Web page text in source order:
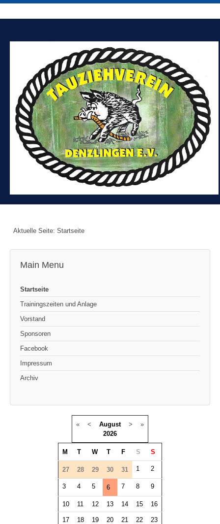
Aktuelle Seite: Startseite
Main Menu
Startseite
Trainingszeiten und Anlage
Vorstand
Sponsoren
Facebook
Impressum
Archiv
« <
August
2026
> »
M T W T F S S
27 28 29 30 31 1 2
3 4 5 6 7 8 9
10 11 12 13 14 15 16
17 18 19 20 21 22 23